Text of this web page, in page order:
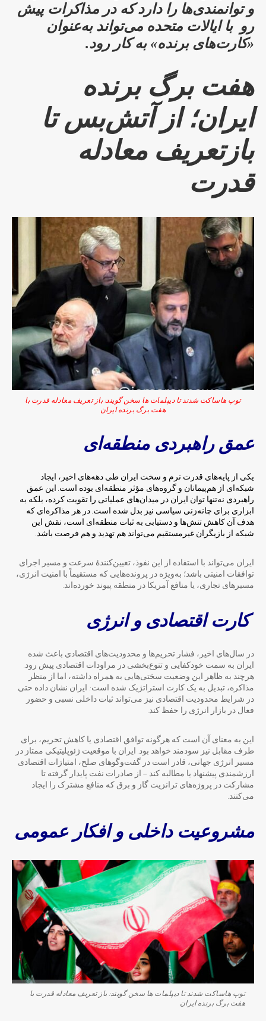
و توانمندی‌ها را دارد که در مذاکرات پیش
رو با ایالات متحده می‌تواند به‌عنوان
«کارت‌های برنده» به کار رود.
هفت برگ برنده
ایران؛ از آتش‌بس تا
بازتعریف معادله
قدرت
توپ هاساکت شدند تا دیپلمات ها سخن گویند: باز تعریف معادله قدرت با
هفت برگ برنده ایران
عمق راهبردی منطقه‌ای
یکی از پایه‌های قدرت نرم و سخت ایران طی دهه‌های اخیر، ایجاد
شبکه‌ای از هم‌پیمانان و گروه‌های مؤثر منطقه‌ای بوده است. این عمق
راهبردی نه‌تنها توان ایران در میدان‌های عملیاتی را تقویت کرده، بلکه به
ابزاری برای چانه‌زنی سیاسی نیز بدل شده است. در هر مذاکره‌ای که
هدف آن کاهش تنش‌ها و دستیابی به ثبات منطقه‌ای است، نقش این
شبکه از بازیگران غیرمستقیم می‌تواند هم تهدید و هم فرصت باشد.
ایران می‌تواند با استفاده از این نفوذ، تعیین‌کنندهٔ سرعت و مسیر اجرای
توافقات امنیتی باشد؛ به‌ویژه در پرونده‌هایی که مستقیماً با امنیت انرژی،
مسیرهای تجاری، یا منافع آمریکا در منطقه پیوند خورده‌اند.
کارت اقتصادی و انرژی
در سال‌های اخیر، فشار تحریم‌ها و محدودیت‌های اقتصادی باعث شده
ایران به سمت خودکفایی و تنوع‌بخشی در مراودات اقتصادی پیش رود.
هرچند به ظاهر این وضعیت سختی‌هایی به همراه داشته، اما از منظر
مذاکره، تبدیل به یک کارت استراتژیک شده است: ایران نشان داده حتی
در شرایط محدودیت اقتصادی نیز می‌تواند ثبات داخلی نسبی و حضور
فعال در بازار انرژی را حفظ کند.
این به معنای آن است که هرگونه توافق اقتصادی یا کاهش تحریم، برای
طرف مقابل نیز سودمند خواهد بود. ایران با موقعیت ژئوپلیتیکی ممتاز در
مسیر انرژی جهانی، قادر است در گفت‌وگوهای صلح، امتیازات اقتصادی
ارزشمندی پیشنهاد یا مطالبه کند — از صادرات نفت پایدار گرفته تا
مشارکت در پروژه‌های ترانزیت گاز و برق که منافع مشترک را ایجاد
می‌کنند.
مشروعیت داخلی و افکار عمومی
توپ هاساکت شدند تا دیپلمات ها سخن گویند: باز تعریف معادله قدرت با
هفت برگ برنده ایران